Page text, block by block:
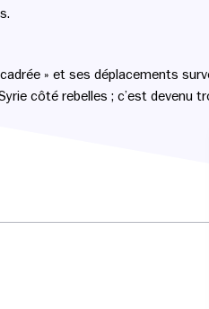
» et ses déplacements
côté rebelles ; c’est devenu